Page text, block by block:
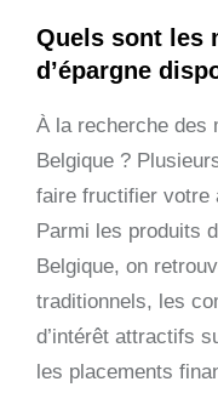
Quels sont les
d’épargne
À la recherche des
Belgique ?
faire fructifier votre
Parmi les produits
Belgique, on
traditionnels, les
d’intérêt attractifs
les placements